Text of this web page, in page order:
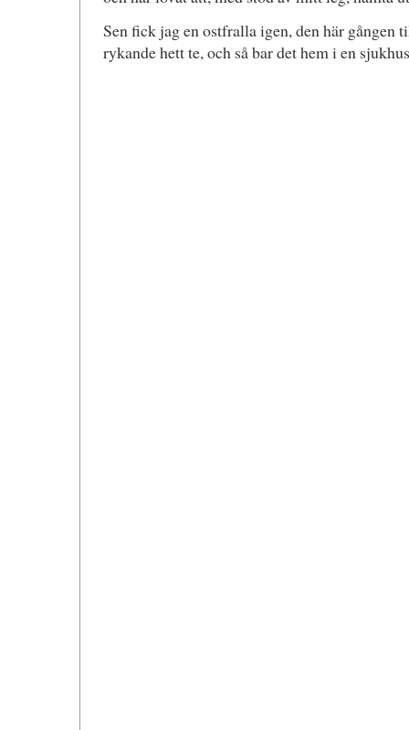
Sen fick jag en ostfralla igen, den här gången
rykande hett te, och så bar det hem i en